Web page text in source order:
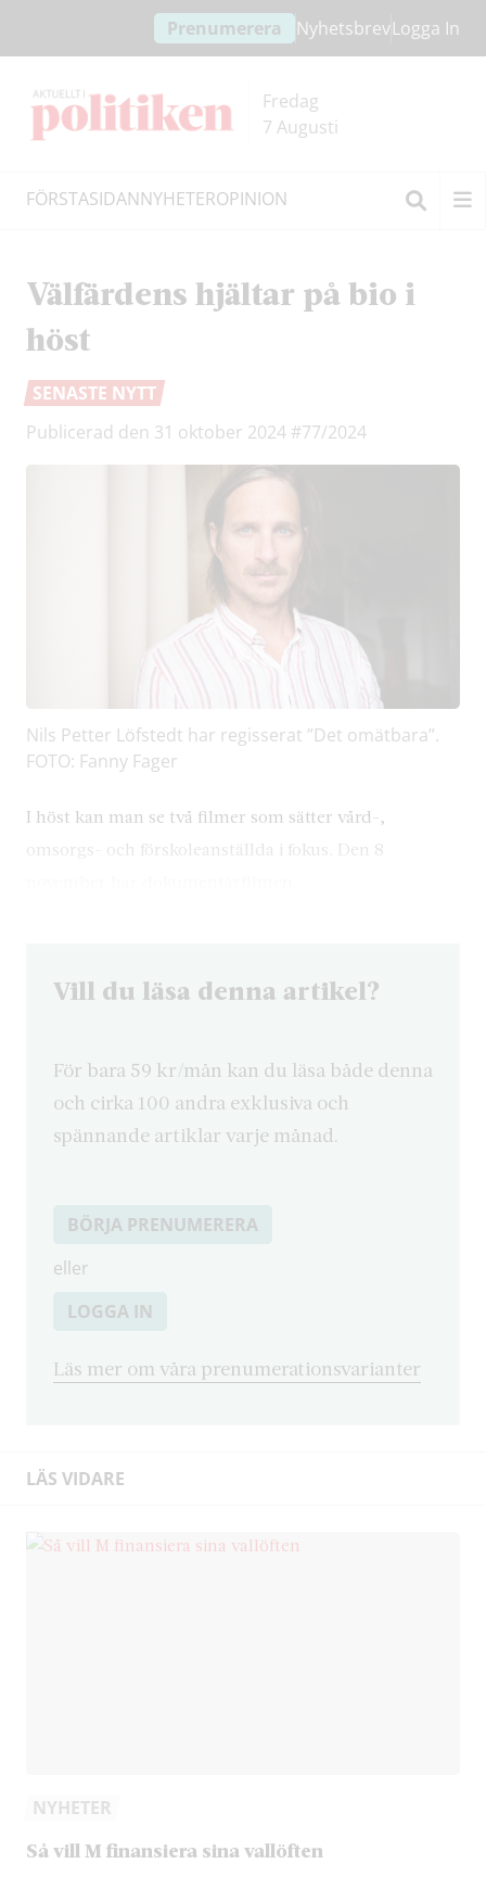
innehållet
headern
Prenumerera NyhetsbrevLogga In
Fredag
7 Augusti
FÖRSTASIDANNYHETEROPINION
Välfärdens hjältar på bio i
höst
SENASTE NYTT
Publicerad den 31 oktober 2024 #77/2024
Nils Petter Löfstedt har regisserat ”Det omätbara”.
FOTO: Fanny Fager
I höst kan man se två filmer som sätter vård-,
omsorgs- och förskoleanställda i fokus. Den 8
Vill du läsa denna artikel?
För bara 59 kr/mån kan du läsa både denna
och cirka 100 andra exklusiva och
spännande artiklar varje månad.
BÖRJA PRENUMERERA
eller
LOGGA IN
Läs mer om våra prenumerationsvarianter
LÄS VIDARE
NYHETER
Så vill M finansiera sina vallöften